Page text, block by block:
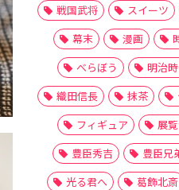
戦国武将
スイーツ
幕末
漫画
べらぼう
明治
織田信長
抹茶
フィギュア
展
豊臣秀吉
豊臣兄
光る君へ
葛飾北斎